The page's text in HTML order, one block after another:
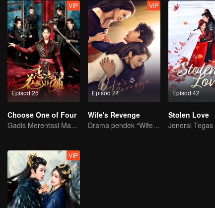
Episod 25
VIP
Choose One of Four
Gadis Merentasi Masa untuk menawan Empat Jejaka Tampan
Episod 24
VIP
Wife's Revenge
Drama pendek “Wife's Revenge”
Episod 42
Stolen Love
VIP